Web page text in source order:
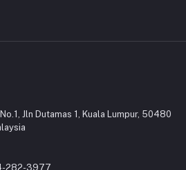
Jln Dutamas 1, Kuala Lumpur, 50480
282-3977